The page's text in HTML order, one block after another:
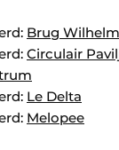
Brug
Circulair
Le Delta
Melopee